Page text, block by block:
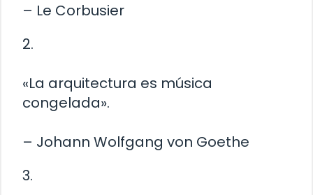
– Le Corbusier
2.
«La arquitectura es música
congelada».
– Johann Wolfgang von Goethe
3.